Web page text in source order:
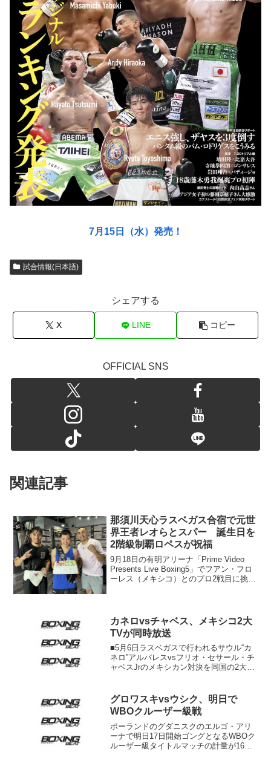
7月15日（水）発売！
試合情報(日本語)
シェアする
X LINE コピー
OFFICIAL SNS
関連記事
那須川天心ラスベガス合宿で元世
界王者レオらとスパー 誕生日を
2階級制覇ロペスが祝福
9月18日の有明アリーナ「Prime Video
Presents Live Boxing5」でフアン・フロ
ーレス（メキシコ）とのプロ2戦目に挑む
カネロvsチャベス、メキシコ2大
TVが同時放送
■5月6日ラスベガスで行われるサウル“カ
ネロ”アルバレスvsフリオ・セサール・チ
ャベスJrのメキシカン対決を同国の2大テ
週、視聴率合戦を繰り広げてきた両局は
今年に入り、...
グロワスキvsウシク、明日で
WBOクルーザー級戦
ポーランドのグダニスクのエルゴ・アリ
ーナで明日17日開始ゴングとなるWBOク
ルーザー級タイトルマッチの計量が16日